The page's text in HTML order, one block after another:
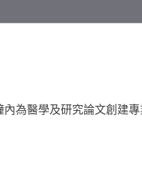
為醫學及研究論文創建